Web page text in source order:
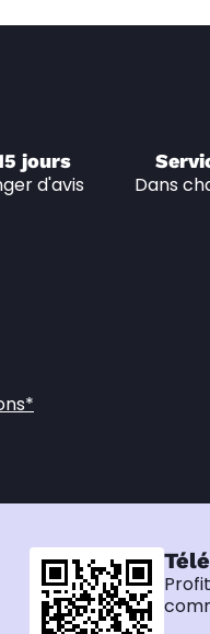
jours
d'avis
Dans